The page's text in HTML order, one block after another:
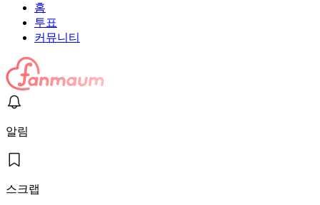
홈
투표
커뮤니티
알림
스크랩